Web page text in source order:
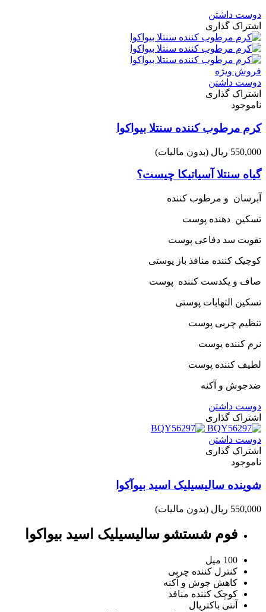
دوست داشتن
اشتراک گذاری
فروش ویژه
دوست داشتن
اشتراک گذاری
ناموجود
کرم مرطوب کننده سنتلا بیواکوا
550,000 ریال (بدون مالیات)
گیاه سنتلا آسیاتیکا چیست؟
آبرسان و مرطوب کننده
تسکین دهنده پوست
تقویت سد دفاعی پوست
کوچیک کننده منافذ باز پوستی
صاف و یکدست کننده پوست
تسکین التهابات پوستی
تنظیم چربی پوست
نرم کننده پوست
لطیف کننده پوست
ضدجوش و آکنه
دوست داشتن
اشتراک گذاری
دوست داشتن
اشتراک گذاری
ناموجود
شوینده سالیسیلیک اسید بیوآکوا
550,000 ریال (بدون مالیات)
فوم شستشو سالیسیلیک اسید بیواکوا
100 میل
کنترل کننده چربی
کاهش جوش و آکنه
کوچک کننده منافذ
آنتی باکتریال